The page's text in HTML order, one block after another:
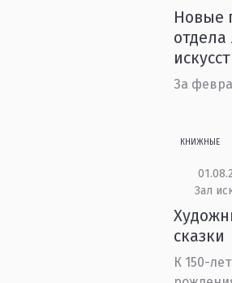
Новые
За
КНИЖНЫЕ
Зал
сказки
К 150-